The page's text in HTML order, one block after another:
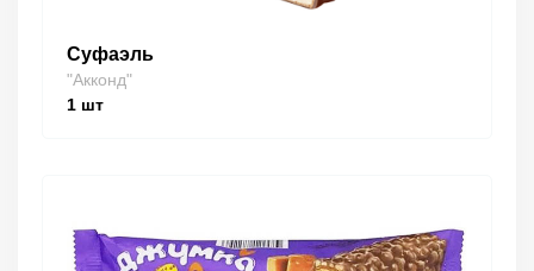
Суфаэль
"Акконд"
1 шт